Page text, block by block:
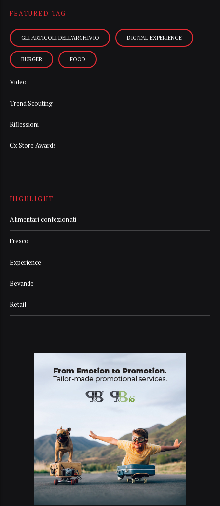
FEATURED TAG
GLI ARTICOLI DELL’ARCHIVIO DIGITAL EXPERIENCE
BURGER FOOD
Video
Trend Scouting
Riflessioni
Cx Store Awards
HIGHLIGHT
Alimentari confezionati
Fresco
Experience
Bevande
Retail